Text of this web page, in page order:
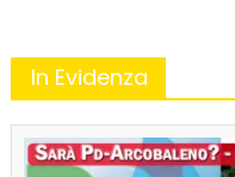
In Evidenza